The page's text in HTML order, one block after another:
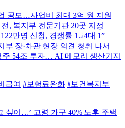
공모…사업비 최대 3억 원 지원
, 복지부 전문기관 20곳 지정
만명 신청, 경쟁률 1.24대 1”
부 장·차관 현장 의견 청취 나서
주 54조 투자… AI 메모리 생산기지
급여 #보험료완화 #보건복지부
싶어…’ 고령 가구 40% 노후 주택